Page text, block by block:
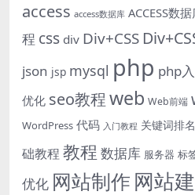
access access数据库 ACCESS数
程 css div Div+CSS
json jsp mysql php php
优化 seo教程web Web前端
WordPress 代码 入门教程 关键词排
础教程 教程 数据库 服务器 标
优化 网站制作 网站